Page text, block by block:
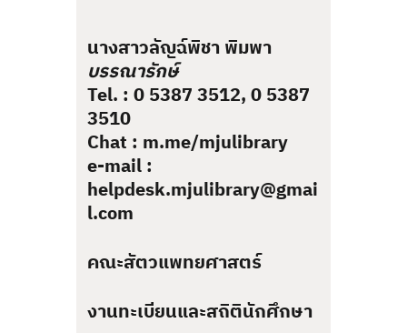
นางสาวลัญฉ์พิชา พิมพา
บรรณารักษ์
Tel. : 0 5387 3512, 0 5387
3510
Chat : m.me/mjulibrary
e-mail :
helpdesk.mjulibrary@gmai
l.com
คณะสัตวแพทยศาสตร์
งานทะเบียนและสถิตินักศึกษา